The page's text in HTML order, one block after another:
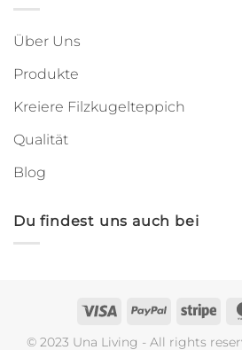
Über Uns
Produkte
Kreiere Filzkugelteppich
Qualität
Blog
Du findest uns auch bei
Visa PayPal
© 2023 Una Living - All rights